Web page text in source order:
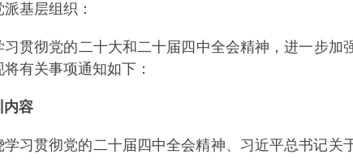
基层组织：
彻党的二十大和二十届四中全会精神，进一步加
有关事项通知如下：
内容
贯彻党的二十届四中全会精神、习近平总书记关